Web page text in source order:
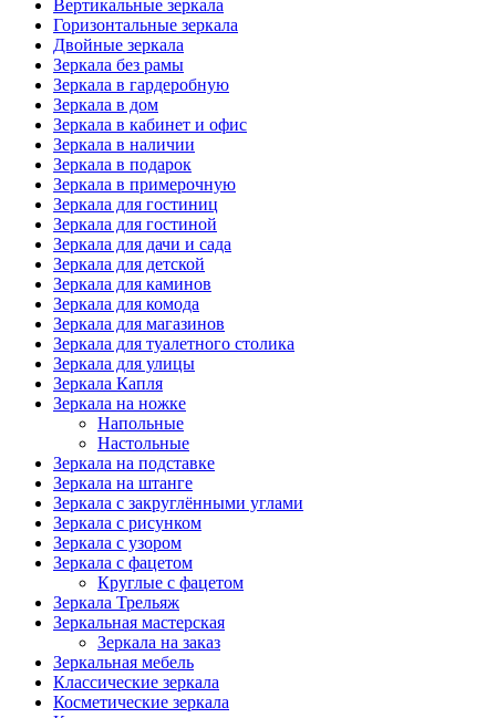
Вертикальные зеркала
Горизонтальные зеркала
Двойные зеркала
Зеркала без рамы
Зеркала в гардеробную
Зеркала в дом
Зеркала в кабинет и офис
Зеркала в наличии
Зеркала в подарок
Зеркала в примерочную
Зеркала для гостиниц
Зеркала для гостиной
Зеркала для дачи и сада
Зеркала для детской
Зеркала для каминов
Зеркала для комода
Зеркала для магазинов
Зеркала для туалетного столика
Зеркала для улицы
Зеркала Капля
Зеркала на ножке
Напольные
Настольные
Зеркала на подставке
Зеркала на штанге
Зеркала с закруглёнными углами
Зеркала с рисунком
Зеркала с узором
Зеркала с фацетом
Круглые с фацетом
Зеркала Трельяж
Зеркальная мастерская
Зеркала на заказ
Зеркальная мебель
Классические зеркала
Косметические зеркала